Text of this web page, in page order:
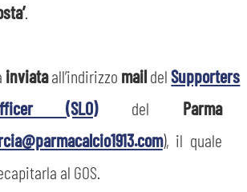
.
inviataall’indirizzo maildelSupporters
(SLO)del Parma
), il quale
al GOS.